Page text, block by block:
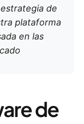
de
plataforma
en las
de